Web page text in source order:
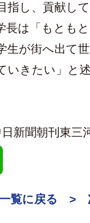
指し、貢献し
長は「もとも
生が街へ出て
いきたい」と
新聞朝刊東三
一覧に戻る >